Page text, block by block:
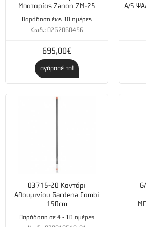
Μέγιστη Ισχύς: 0,8 kW / 1,1 hp
Μέγιστη συνιστώμενη ταχύτητα
Στροφές Ανα λεπτό
Καρμπυρατέρ: Zama C1Q
Μπουζί: Champion RCJ6Y
Ροή αέρα στο περίβλημα: 13,31 m³/
Μπαταρίας Zanon ZM-25
Παράδοση έως 30 ημέρες
Κωδ.: 02G2060456
695,00€
αγόρασέ το!
A/S
03715-20 Κοντάρι
Αλουμινίου Gardena Combi
150cm
Παράδοση σε 4 - 10 ημέρες